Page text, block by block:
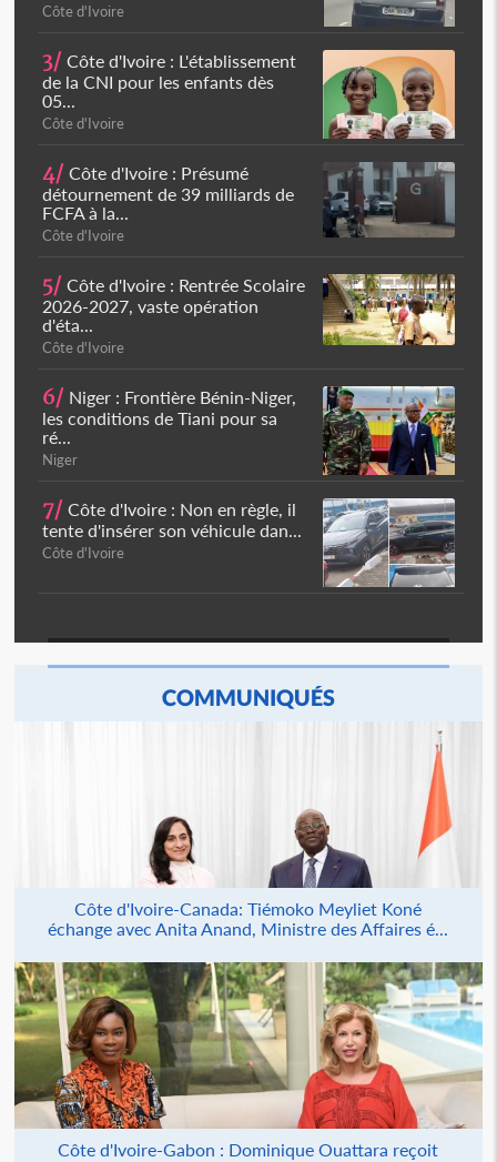
Côte d'Ivoire
3/ Côte d'Ivoire : L'établissement
de la CNI pour les enfants dès
05...
Côte d'Ivoire
4/ Côte d'Ivoire : Présumé
détournement de 39 milliards de
FCFA à la...
Côte d'Ivoire
5/ Côte d'Ivoire : Rentrée Scolaire
2026-2027, vaste opération
d'éta...
Côte d'Ivoire
6/ Niger : Frontière Bénin-Niger,
les conditions de Tiani pour sa
ré...
Niger
7/ Côte d'Ivoire : Non en règle, il
tente d'insérer son véhicule dan...
Côte d'Ivoire
COMMUNIQUÉS
Côte d'Ivoire-Canada: Tiémoko Meyliet Koné
échange avec Anita Anand, Ministre des Affaires é...
Côte d'Ivoire-Gabon : Dominique Ouattara reçoit